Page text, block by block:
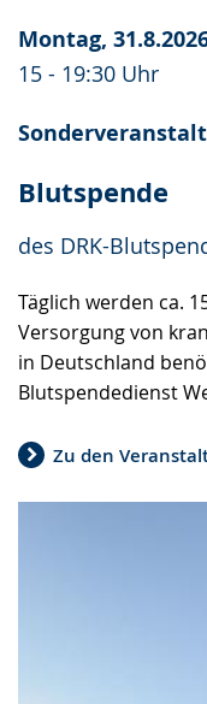
Montag,
15 - 19:30 Uhr
Blutspende
des DRK-
Täglich werden ca.
Versorgung von
in Deutschland
Blutspendedienst
Zu den